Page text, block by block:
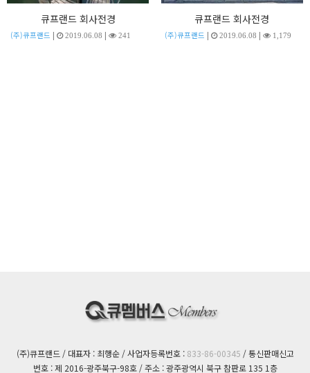
큐프랜드 회사전경
(주)큐프랜드 | 2019.06.08 | 241
큐프랜드 회사전경
(주)큐프랜드 | 2019.06.08 | 1,179
(주)큐프랜드 / 대표자 : 최행순 / 사업자등록번호 : 833-86-00345 / 통신판매신고
번호 : 제 2016-광주북구-98호 / 주소 : 광주광역시 북구 참판로 135 1층